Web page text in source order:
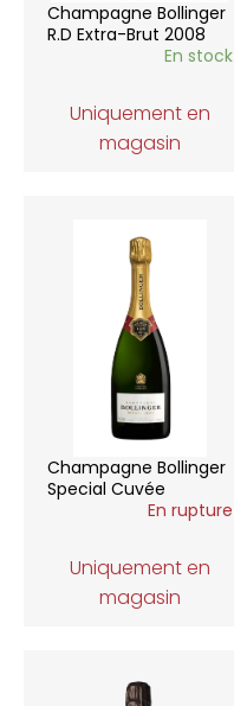
Champagne Bollinger
R.D Extra-Brut 2008
En stock
Uniquement en
magasin
Champagne Bollinger
Special Cuvée
En rupture
Uniquement en
magasin